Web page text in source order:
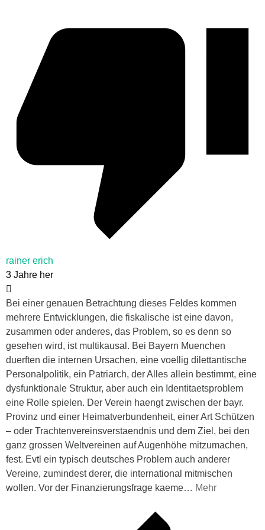
rainer erich
3 Jahre her
Bei einer genauen Betrachtung dieses Feldes kommen
mehrere Entwicklungen, die fiskalische ist eine davon,
zusammen oder anderes, das Problem, so es denn so
gesehen wird, ist multikausal. Bei Bayern Muenchen
duerften die internen Ursachen, eine voellig dilettantische
Personalpolitik, ein Patriarch, der Alles allein bestimmt, eine
dysfunktionale Struktur, aber auch ein Identitaetsproblem
eine Rolle spielen. Der Verein haengt zwischen der bayr.
Provinz und einer Heimatverbundenheit, einer Art Schützen
– oder Trachtenvereinsverstaendnis und dem Ziel, bei den
ganz grossen Weltvereinen auf Augenhöhe mitzumachen,
fest. Evtl ein typisch deutsches Problem auch anderer
Vereine, zumindest derer, die international mitmischen
wollen. Vor der Finanzierungsfrage kaeme… Mehr